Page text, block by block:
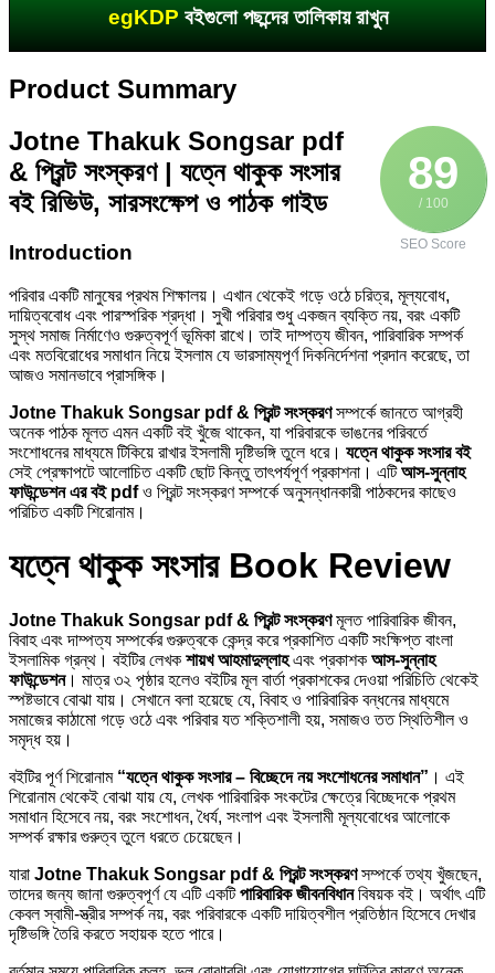
egKDP বইগুলো পছন্দের তালিকায় রাখুন
Product Summary
89
/ 100
SEO Score
Jotne Thakuk Songsar pdf
& প্রিন্ট সংস্করণ | যত্নে থাকুক সংসার
বই রিভিউ, সারসংক্ষেপ ও পাঠক গাইড
Introduction
পরিবার একটি মানুষের প্রথম শিক্ষালয়। এখান থেকেই গড়ে ওঠে চরিত্র, মূল্যবোধ,
দায়িত্ববোধ এবং পারস্পরিক শ্রদ্ধা। সুখী পরিবার শুধু একজন ব্যক্তি নয়, বরং একটি
সুস্থ সমাজ নির্মাণেও গুরুত্বপূর্ণ ভূমিকা রাখে। তাই দাম্পত্য জীবন, পারিবারিক সম্পর্ক
এবং মতবিরোধের সমাধান নিয়ে ইসলাম যে ভারসাম্যপূর্ণ দিকনির্দেশনা প্রদান করেছে, তা
আজও সমানভাবে প্রাসঙ্গিক।
Jotne Thakuk Songsar pdf & প্রিন্ট সংস্করণসম্পর্কে জানতে আগ্রহী
অনেক পাঠক মূলত এমন একটি বই খুঁজে থাকেন, যা পরিবারকে ভাঙনের পরিবর্তে
সংশোধনের মাধ্যমে টিকিয়ে রাখার ইসলামী দৃষ্টিভঙ্গি তুলে ধরে। যত্নে থাকুক সংসার বই
সেই প্রেক্ষাপটে আলোচিত একটি ছোট কিন্তু তাৎপর্যপূর্ণ প্রকাশনা। এটিআস-সুন্নাহ
ফাউন্ডেশন এর বই pdfও প্রিন্ট সংস্করণ সম্পর্কে অনুসন্ধানকারী পাঠকদের কাছেও
পরিচিত একটি শিরোনাম।
যত্নে থাকুক সংসার Book Review
Jotne Thakuk Songsar pdf & প্রিন্ট সংস্করণমূলত পারিবারিক জীবন,
বিবাহ এবং দাম্পত্য সম্পর্কের গুরুত্বকে কেন্দ্র করে প্রকাশিত একটি সংক্ষিপ্ত বাংলা
ইসলামিক গ্রন্থ। বইটির লেখক শায়খ আহমাদুল্লাহএবং প্রকাশক আস-সুন্নাহ
ফাউন্ডেশন। মাত্র ৩২ পৃষ্ঠার হলেও বইটির মূল বার্তা প্রকাশকের দেওয়া পরিচিতি থেকেই
স্পষ্টভাবে বোঝা যায়। সেখানে বলা হয়েছে যে, বিবাহ ও পারিবারিক বন্ধনের মাধ্যমে
সমাজের কাঠামো গড়ে ওঠে এবং পরিবার যত শক্তিশালী হয়, সমাজও তত স্থিতিশীল ও
সমৃদ্ধ হয়।
বইটির পূর্ণ শিরোনাম “যত্নে থাকুক সংসার – বিচ্ছেদে নয় সংশোধনের সমাধান” । এই
শিরোনাম থেকেই বোঝা যায় যে, লেখক পারিবারিক সংকটের ক্ষেত্রে বিচ্ছেদকে প্রথম
সমাধান হিসেবে নয়, বরং সংশোধন, ধৈর্য, সংলাপ এবং ইসলামী মূল্যবোধের আলোকে
সম্পর্ক রক্ষার গুরুত্ব তুলে ধরতে চেয়েছেন।
যারা Jotne Thakuk Songsar pdf & প্রিন্ট সংস্করণসম্পর্কে তথ্য খুঁজছেন,
তাদের জন্য জানা গুরুত্বপূর্ণ যে এটি একটিপারিবারিক জীবনবিধানবিষয়ক বই। অর্থাৎ এটি
কেবল স্বামী-স্ত্রীর সম্পর্ক নয়, বরং পরিবারকে একটি দায়িত্বশীল প্রতিষ্ঠান হিসেবে দেখার
দৃষ্টিভঙ্গি তৈরি করতে সহায়ক হতে পারে।